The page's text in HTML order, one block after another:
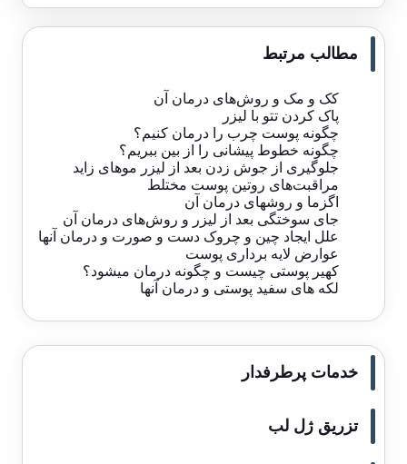
مطالب مرتبط
کک و مک و روش‌های درمان آن
پاک کردن تتو با لیزر
چگونه پوست چرب را درمان کنیم؟
چگونه خطوط پیشانی را از بین ببریم؟
جلوگیری از جوش زدن بعد از لیزر موهای زاید
مراقبت‌های روتین پوست مختلط
اگزما و روشهای درمان آن
جای سوختگی بعد از لیزر و روش‌های درمان آن
علل ایجاد چین و چروک دست و صورت و درمان آنها
عوارض لایه برداری پوست
کهیر پوستی چیست و چگونه درمان میشود؟
لکه ‌های سفید پوستی و درمان آنها
خدمات پرطرفدار
تزریق ژل لب